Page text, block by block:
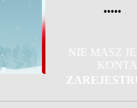
NIE MASZ